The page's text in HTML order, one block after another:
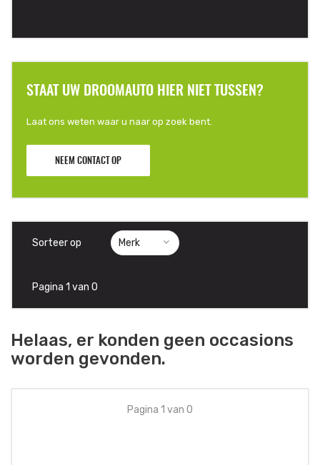
STAAT UW DROOMAUTO HIER NIET TUSSEN?
Laat ons weten waar u naar op zoek bent.
NEEM CONTACT OP
Sorteer op
Pagina 1 van 0
Helaas, er konden geen occasions
worden gevonden.
Pagina 1 van 0